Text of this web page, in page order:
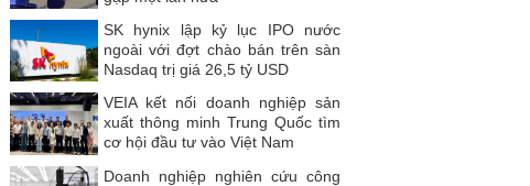
SK hynix lập kỷ lục IPO nước
ngoài với đợt chào bán trên sàn
Nasdaq trị giá 26,5 tỷ USD
VEIA kết nối doanh nghiệp sản
xuất thông minh Trung Quốc tìm
cơ hội đầu tư vào Việt Nam
Doanh nghiệp nghiên cứu công